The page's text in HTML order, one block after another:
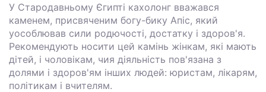
У Стародавньому Єгипті кахолонг вважався
каменем, присвяченим богу-бику Апіс, який
уособлював сили родючості, достатку і здоров'я.
Рекомендують носити цей камінь жінкам, які мають
дітей, і чоловікам, чия діяльність пов'язана з
долями і здоров'ям інших людей: юристам, лікарям,
політикам і вчителям.